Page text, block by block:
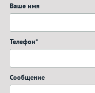
Ваше имя
Телефон*
Сообщение